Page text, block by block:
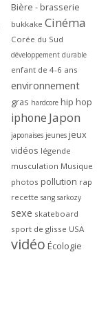
Bière - brasserie
bukkake Cinéma
Corée du Sud
développement durable
enfant de 4-6 ans
environnement
gras hardcore hip hop
iphone Japon
japonaises jeunes jeux
vidéos légende
musculation Musique
photos pollution rap
recette sang sarkozy
sexe skateboard
sport de glisse USA
vidéo Écologie